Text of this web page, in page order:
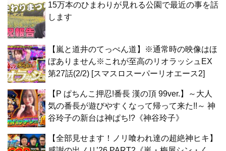
15万本のひまわりが見れる公園で最近の事を話
します
【嵐と道井のてっぺん道】※通常時の映像はほ
ぼありません※これが至高のリオラッシュEX
第27話(2/2) [スマスロスーパーリオエース2]
【P ぱちんこ押忍!番長 漢の頂 99ver.】～大人
気の番長が遊びやすくなって帰って来た!!～ 神
谷玲子の新台は神ぱち!?《神谷玲子》
【全部見せます！ノリ喰われ達の超絶神ヒキ】